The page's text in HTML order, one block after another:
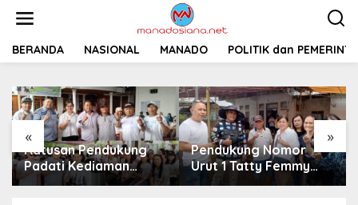
t
BERANDA NASIONAL MANADO POLITIK dan
« »
Ratusan Pendukung
Padati Kediaman
Cristy Toar Nomor
Pendukung Nomor
Urut 1 Tatty Femmy
Pangkey Berikan